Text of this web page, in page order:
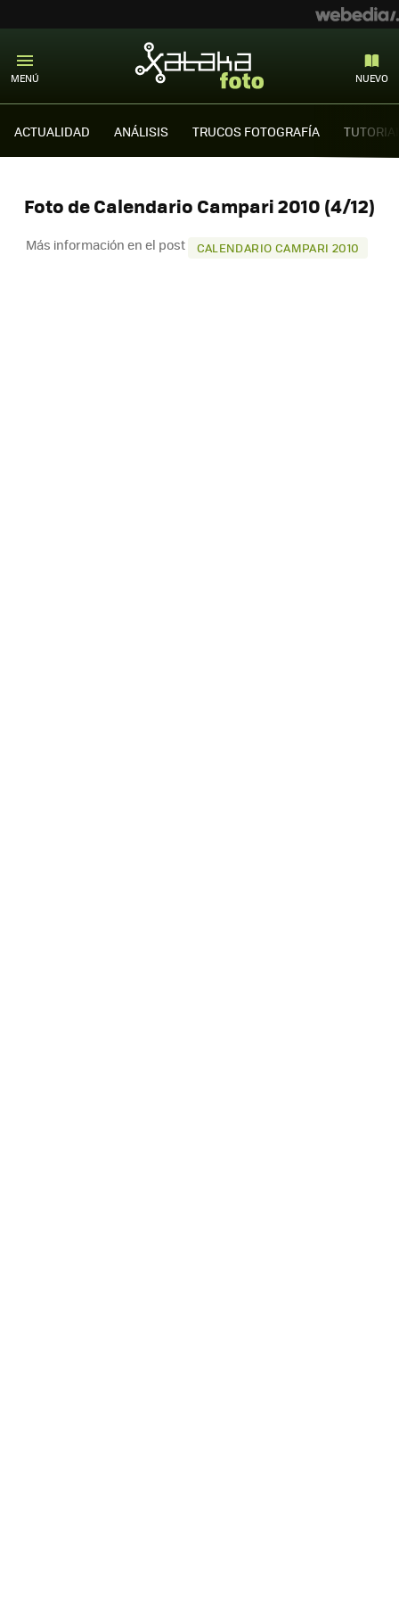
MENÚ NUEVO
ACTUALIDAD ANÁLISIS TRUCOS FOTOGRAFÍA
Foto de Calendario Campari 2010 (4/12)
Más información en el post CALENDARIO CAMPARI 2010